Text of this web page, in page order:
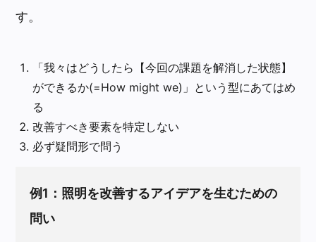
す。
「我々はどうしたら【今回の課題を解消した状態】
ができるか(=How might we)」という型にあてはめ
る
改善すべき要素を特定しない
必ず疑問形で問う
例1：照明を改善するアイデアを生むための
問い